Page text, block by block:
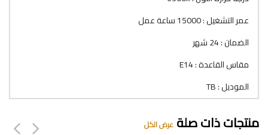
عمر التشغيل : 15000 ساعة عمل
الضمان : 24 شهر
مقاس القاعدة : E14
الموديل : TB
منتجات ذات صلة عرض الكل